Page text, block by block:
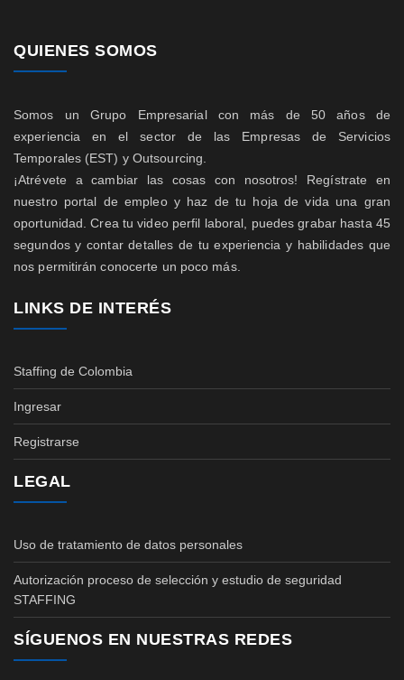
QUIENES SOMOS
Somos un Grupo Empresarial con más de 50 años de
experiencia en el sector de las Empresas de Servicios
Temporales (EST) y Outsourcing.
¡Atrévete a cambiar las cosas con nosotros! Regístrate en
nuestro portal de empleo y haz de tu hoja de vida una gran
oportunidad. Crea tu video perfil laboral, puedes grabar hasta 45
segundos y contar detalles de tu experiencia y habilidades que
nos permitirán conocerte un poco más.
LINKS DE INTERÉS
Staffing de Colombia
Ingresar
Registrarse
LEGAL
Uso de tratamiento de datos personales
Autorización proceso de selección y estudio de seguridad
STAFFING
SÍGUENOS EN NUESTRAS REDES